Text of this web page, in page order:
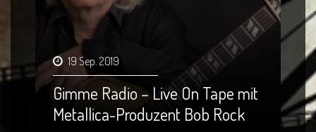
19 Sep. 2019
Gimme Radio – Live On Tape mit
Metallica-Produzent Bob Rock